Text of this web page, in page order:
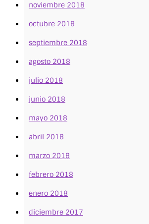
noviembre 2018
octubre 2018
septiembre 2018
agosto 2018
julio 2018
junio 2018
mayo 2018
abril 2018
marzo 2018
febrero 2018
enero 2018
diciembre 2017